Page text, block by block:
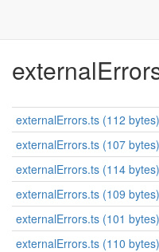
externalErrors.ts (112 bytes)
externalErrors.ts (107 bytes)
externalErrors.ts (114 bytes)
externalErrors.ts (109 bytes)
externalErrors.ts (101 bytes)
externalErrors.ts (110 bytes)